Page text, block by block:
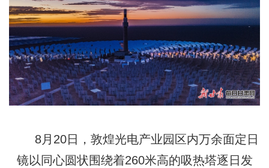
8月20日，敦煌光电产业园区内万余面定日
镜以同心圆状围绕着260米高的吸热塔逐日发